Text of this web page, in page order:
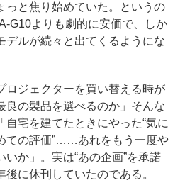
っと焦り始めていた。というの
G10よりも劇的に安価で、しか
デルが続々と出てくるようにな
ロジェクターを買い替える時が
良の製品を選べるのか」そんな
自宅を建てたときにやった“気に
ての評価”……あれをもう一度や
いか」。実は“あの企画”を承諾
に休刊していたのである。